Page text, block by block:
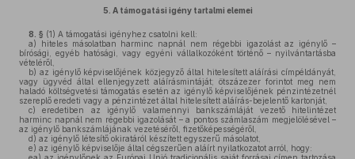
5. A támogatási igény tartalmi elemei
8. § (1) A támogatási igényhez csatolni kell:
a) hiteles másolatban harminc napnál nem régebbi igazolást az igénylő –
bírósági, egyéb hatósági, vagy egyéni vállalkozóként történő – nyilvántartásba
vételéről,
b) az igénylő képviselőjének közjegyző által hitelesített aláírási címpéldányát,
vagy ügyvéd által ellenjegyzett aláírásmintáját; ötszázezer forintot meg nem
haladó költségvetési támogatás esetén az igénylő képviselőjének pénzintézetnél
szereplő eredeti vagy a pénzintézet által hitelesített aláírás-bejelentő kartonját,
c) eredetiben az igénylő valamennyi bankszámláját vezető hitelintézet
harminc napnál nem régebbi igazolását – a pontos számlaszám megjelölésével –
az igénylő bankszámlájának vezetéséről, fizetőképességéről,
d) az igénylő létesítő okiratáról készített egyszerű másolatot,
e) az igénylő képviselője által cégszerűen aláírt nyilatkozatot arról, hogy: